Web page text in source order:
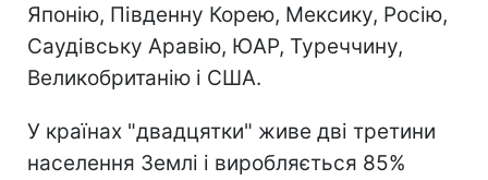
Японію, Південну Корею, Мексику, Росію,
Саудівську Аравію, ЮАР, Туреччину,
Великобританію і США.
У країнах "двадцятки" живе дві третини
населення Землі і виробляється 85%